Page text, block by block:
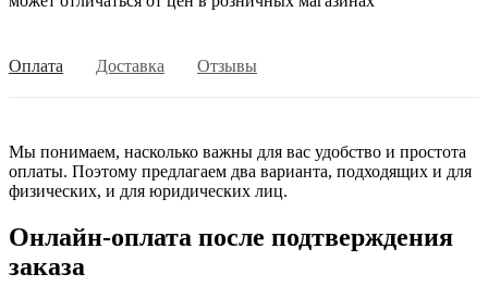
Оплата Доставка Отзывы
Мы понимаем, насколько важны для вас удобство и простота
оплаты. Поэтому предлагаем два варианта, подходящих и для
физических, и для юридических лиц.
Онлайн-оплата после подтверждения
заказа